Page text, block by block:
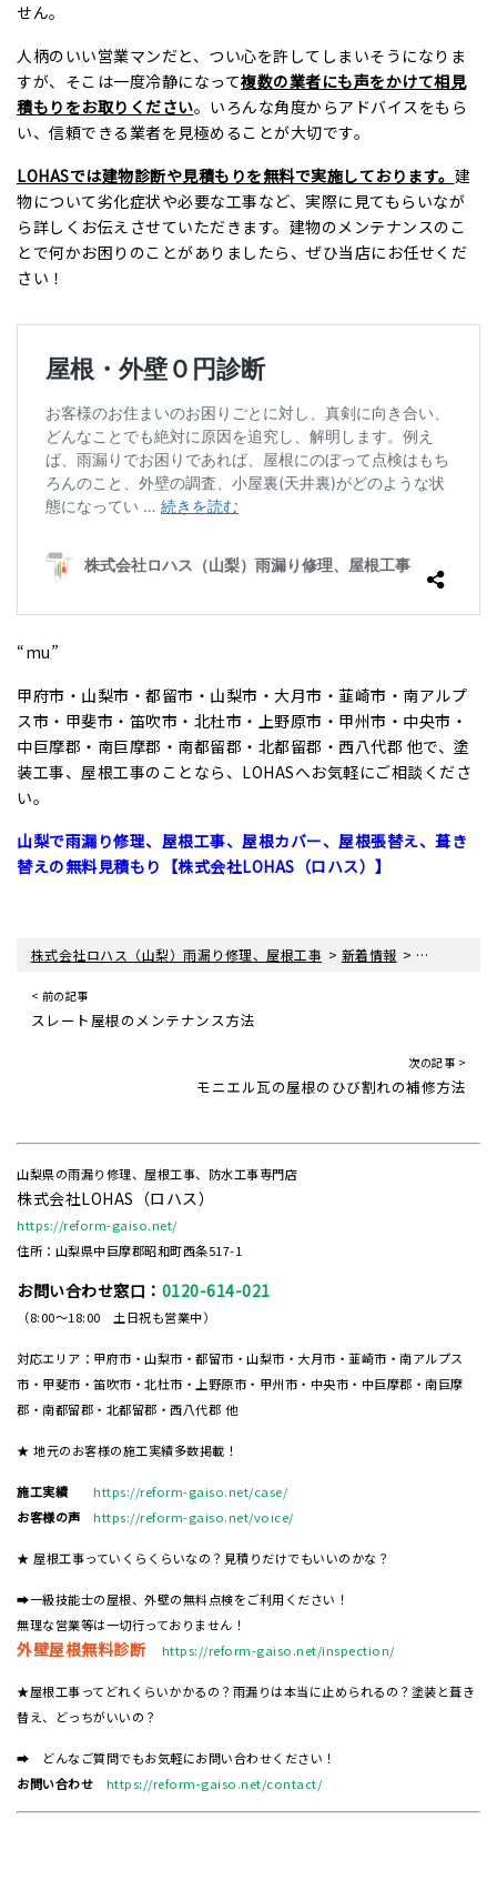
せん。
人柄のいい営業マンだと、つい心を許してしまいそうになりま
すが、そこは一度冷静になって複数の業者にも声をかけて相見
積もりをお取りください。いろんな角度からアドバイスをもら
い、信頼できる業者を見極めることが大切です。
LOHASでは建物診断や見積もりを無料で実施しております。 建
物について劣化症状や必要な工事など、実際に見てもらいなが
ら詳しくお伝えさせていただきます。建物のメンテナンスのこ
とで何かお困りのことがありましたら、ぜひ当店にお任せくだ
さい！
“mu”
甲府市・山梨市・都留市・山梨市・大月市・韮崎市・南アルプ
ス市・甲斐市・笛吹市・北杜市・上野原市・甲州市・中央市・
中巨摩郡・南巨摩郡・南都留郡・北都留郡・西八代郡 他で、塗
装工事、屋根工事のことなら、LOHASへお気軽にご相談くださ
い。
山梨で雨漏り修理、屋根工事、屋根カバー、屋根張替え、葺き
替えの無料見積もり【株式会社LOHAS（ロハス）】
株式会社ロハス（山梨）雨漏り修理、屋根工事 > 新着情報 > 屋根工事ブ
< 前の記事
スレート屋根のメンテナンス方法
次の記事 >
モニエル瓦の屋根のひび割れの補修方法
山梨県の雨漏り修理、屋根工事、防水工事専門店
株式会社LOHAS（ロハス）
https://reform-gaiso.net/
住所：山梨県中巨摩郡昭和町西条517-1
お問い合わせ窓口： 0120-614-021
（8:00～18:00 土日祝も営業中）
対応エリア：甲府市・山梨市・都留市・山梨市・大月市・韮崎市・南アルプス
市・甲斐市・笛吹市・北杜市・上野原市・甲州市・中央市・中巨摩郡・南巨摩
郡・南都留郡・北都留郡・西八代郡 他
★ 地元のお客様の施工実績多数掲載！
施工実績
https://reform-gaiso.net/case/
お客様の声
https://reform-gaiso.net/voice/
★ 屋根工事っていくらくらいなの？見積りだけでもいいのかな？
➡一級技能士の屋根、外壁の無料点検をご利用ください！
無理な営業等は一切行っておりません！
外壁屋根無料診断 https://reform-gaiso.net/inspection/
★屋根工事ってどれくらいかかるの？雨漏りは本当に止められるの？塗装と葺き
替え、どっちがいいの？
➡ どんなご質問でもお気軽にお問い合わせください！
お問い合わせ
https://reform-gaiso.net/contact/